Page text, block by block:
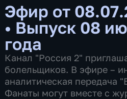
Эфир от
• Выпуск 08
года
Канал "Россия 2"
болельщиков. В эфире –
аналитическая передача
Фанаты могут вместе с